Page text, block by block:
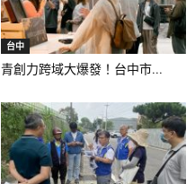
台中
青創力跨域大爆發！台中市...